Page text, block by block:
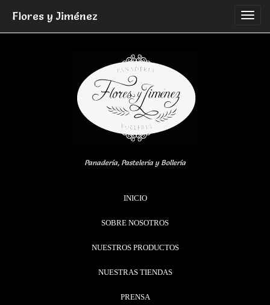
Flores y Jiménez
Panadería, Pastelería y Bollería
INICIO
SOBRE NOSOTROS
NUESTROS PRODUCTOS
NUESTRAS TIENDAS
PRENSA